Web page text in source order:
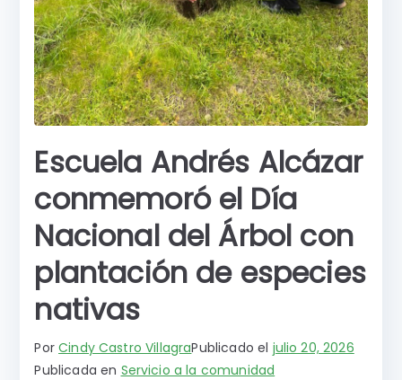
Escuela Andrés Alcázar
conmemoró el Día
Nacional del Árbol con
plantación de especies
nativas
PorCindy Castro VillagraPublicado el julio 20, 2026
Publicada en Servicio a la comunidad